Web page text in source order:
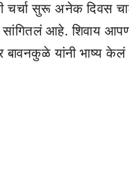
चर्चा सुरू अनेक दिवस
आहे. शिवाय आपण
यांनी भाष्य